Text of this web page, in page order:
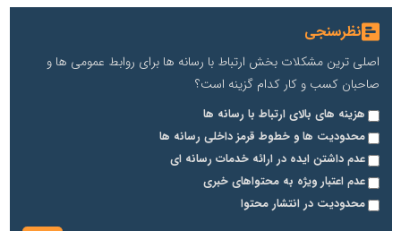
نظرسنجی
اصلی ترین مشکلات بخش ارتباط با رسانه ها برای روابط عمومی ها و
صاحبان کسب و کار کدام گزینه است؟
هزینه های بالای ارتباط با رسانه ها
محدودیت ها و خطوط قرمز داخلی رسانه ها
عدم داشتن ایده در ارائه خدمات رسانه ای
عدم اعتبار ویژه به محتواهای خبری
محدودیت در انتشار محتوا